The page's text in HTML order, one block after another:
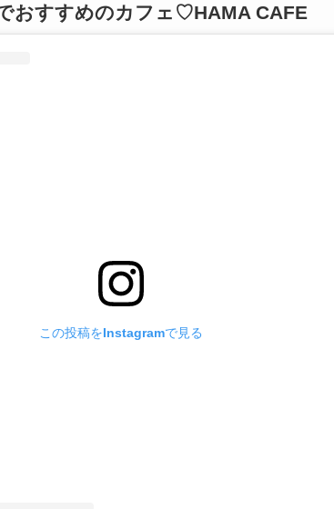
おすすめのカフェ♡HAMA CAFE
この投稿をInstagramで見る